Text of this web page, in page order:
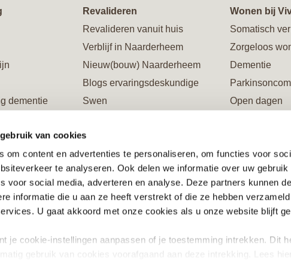
van cookies
om content en advertenties te personaliseren, om functies voor
te analyseren. Ook delen we informatie over uw gebruik
voor social media, adverteren en analyse. Deze partners kunnen
informatie die u aan ze heeft verstrekt of die ze hebben
U gaat akkoord met onze cookies als u onze website blijft
je cookie-instellingen aanpassen of je toestemming intrekken. Dit
gebruik van cookies voorafgaand aan deze intrekking. Lees
dementie
Vriend
Revalideren
Revalideren vanuit huis
Verblijf in Naarderheem
Nieuw(bouw) Naarderheem
Blogs ervaringsdeskundige
Swen
Verblijf in Flevoburen
Vacatures/opleidingen/stages
Informatiewijzers en brochures
Steun ons en word Vriend
Wonen bij
Somatisch
Zorgeloos
Dementie
Open dagen
Steun ons en